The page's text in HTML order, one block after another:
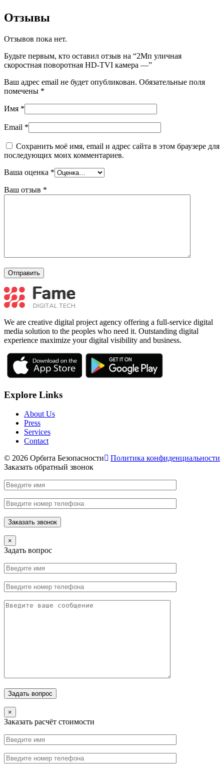
Отзывы
Отзывов пока нет.
Будьте первым, кто оставил отзыв на “2Мп уличная
скоростная поворотная HD-TVI камера —”
Ваш адрес email не будет опубликован. Обязательные поля
помечены *
Имя *
Email *
Сохранить моё имя, email и адрес сайта в этом браузере для
последующих моих комментариев.
Ваша оценка *
Ваш отзыв *
We are creative digital project agency offering a full-service digital
media solution to the peoples who need it. Outstanding digital
experience maximize your digital visibility and business.
Explore Links
About Us
Press
Services
Contact
© 2026 Орбита Безопасности
Политика конфиденциальности
Заказать обратный звонок
×
Задать вопрос
×
Заказать расчёт стоимости